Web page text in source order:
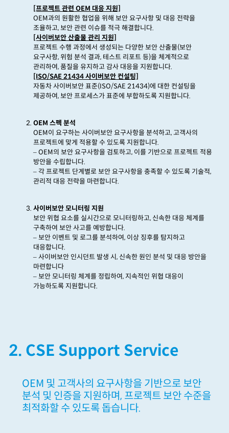
[프로젝트 관련 OEM 대응 지원]
OEM과의 원활한 협업을 위해 보안 요구사항 및 대응 전략을
조율하고,보안 관련 이슈를 적극 해결합니다.
[사이버보안 산출물 관리 지원]
프로젝트 수행 과정에서 생성되는 다양한 보안 산출물(보안
요구사항,위험 분석 결과, 테스트 리포트 등)을 체계적으로
관리하여,품질을 유지하고 감사 대응을 지원합니다.
[ISO/SAE 21434사이버보안 컨설팅]
자동차 사이버보안 표준(ISO/SAE 21434)에 대한 컨설팅을
제공하여,보안 프로세스가 표준에 부합하도록 지원합니다.
OEM 스펙 분석
OEM이 요구하는 사이버보안 요구사항을 분석하고,고객사의
프로젝트에 맞게 적용할 수 있도록 지원합니다.
– OEM의 보안 요구사항을 검토하고, 이를 기반으로 프로젝트 적용
방안을 수립합니다.
– 각 프로젝트 단계별로 보안 요구사항을 충족할 수 있도록 기술적,
관리적 대응 전략을 마련합니다.
사이버보안 모니터링 지원
보안 위협 요소를 실시간으로 모니터링하고, 신속한 대응 체계를
구축하여 보안 사고를 예방합니다.
– 보안 이벤트 및 로그를 분석하여, 이상 징후를 탐지하고
대응합니다.
– 사이버보안 인시던트 발생 시 , 신속한 원인 분석 및 대응 방안을
마련합니다
–보안 모니터링 체계를 정립하여, 지속적인 위협 대응이
가능하도록 지원합니다.
2. CSE Support Service
OEM 및 고객사의 요구사항을 기반으로 보안
분석 및 인증을 지원하며, 프로젝트 보안 수준을
최적화할 수 있도록 돕습니다.